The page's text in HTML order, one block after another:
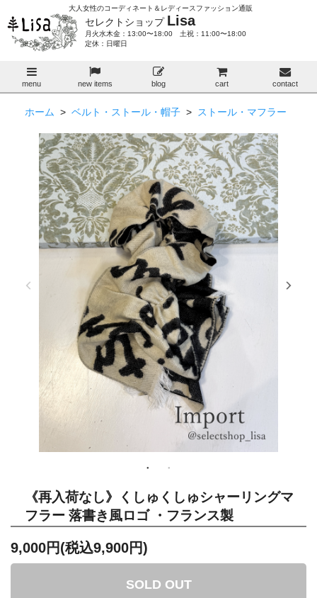
大人女性のコーディネート＆レディースファッション通販
セレクトショップ Lisa
月火水木金：13:00〜18:00 土祝：11:00〜18:00
定休：日曜日
menu new items blog cart contact
ホーム > ベルト・ストール・帽子 > ストール・マフラー
《再入荷なし》くしゅくしゅシャーリングマ
フラー 落書き風ロゴ ・フランス製
9,000円(税込9,900円)
SOLD OUT